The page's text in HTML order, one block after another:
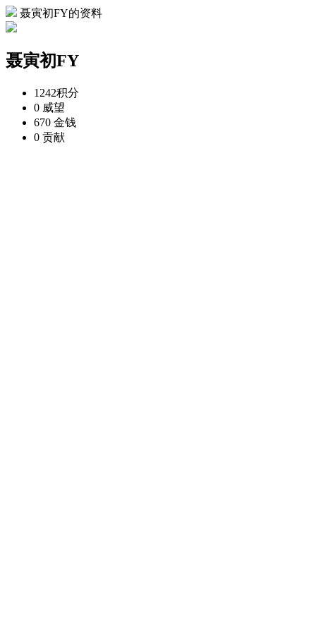
聂寅初FY的资料
聂寅初FY
1242积分
0 威望
670 金钱
0 贡献